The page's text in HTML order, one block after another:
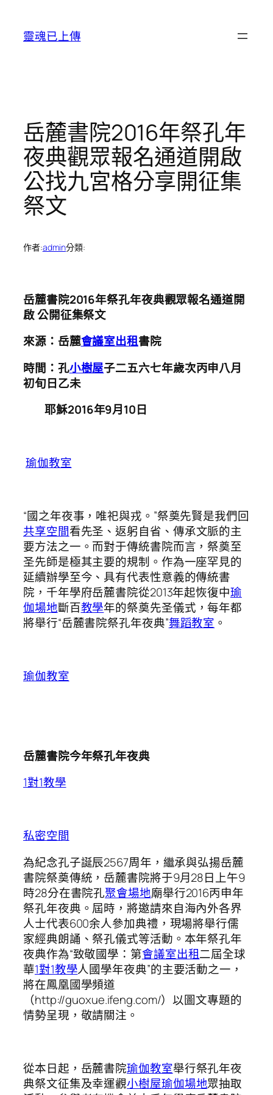
靈魂已上傳
岳麓書院2016年祭孔年
夜典觀眾報名通道開啟
公找九宮格分享開征集
祭文
作者:admin分類:
岳麓書院2016年祭孔年夜典觀眾報名通道開
啟 公開征集祭文
來源：岳麓會議室出租書院
時間：孔小樹屋子二五六七年歲次丙申八月
初旬日乙未
耶穌2016年9月10日
瑜伽教室
“國之年夜事，唯祀與戎。”祭奠先賢是我們回
共享空間看先圣、返躬自省、傳承文脈的主
要方法之一。而對于傳統書院而言，祭奠至
圣先師是極其主要的規制。作為一座罕見的
延續辦學至今、具有代表性意義的傳統書
院，千年學府岳麓書院從2013年起恢復中瑜
伽場地斷百教學年的祭奠先圣儀式，每年都
將舉行“岳麓書院祭孔年夜典”舞蹈教室 。
瑜伽教室
岳麓書院今年祭孔年夜典
1對1教學
私密空間
為紀念孔子誕辰2567周年，繼承與弘揚岳麓
書院祭奠傳統，岳麓書院將于9月28日上午9
時28分在書院孔聚會場地廟舉行2016丙申年
祭孔年夜典。屆時，將邀請來自海內外各界
人士代表600余人參加典禮，現場將舉行儒
家經典朗誦、祭孔儀式等活動。本年祭孔年
夜典作為“致敬國學：第會議室出租二屆全球
華1對1教學人國學年夜典”的主要活動之一，
將在鳳凰國學頻道
（http://guoxue.ifeng.com/）以圖文專題的
情勢呈現，敬請關注。
從本日起，岳麓書院瑜伽教室舉行祭孔年夜
典祭文征集及幸運觀小樹屋瑜伽場地眾抽取